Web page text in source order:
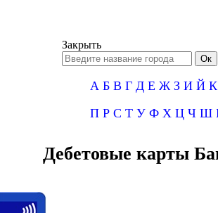
Закрыть
А Б В Г Д Е Ж З И Й К
П Р С Т У Ф Х Ц Ч Ш
Дебетовые карты